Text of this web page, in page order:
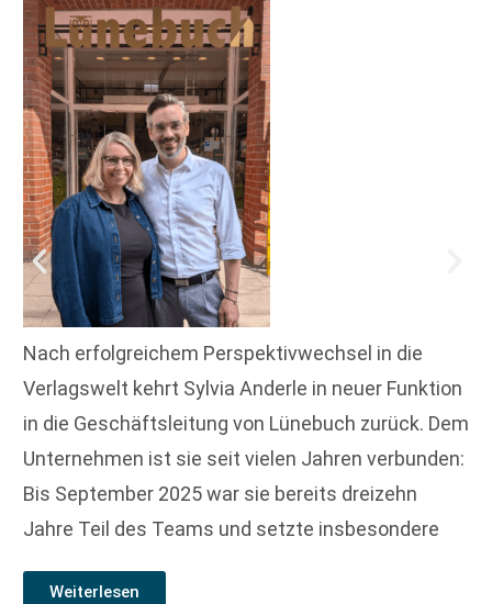
Nach erfolgreichem Perspektivwechsel in die
Verlagswelt kehrt Sylvia Anderle in neuer Funktion
in die Geschäftsleitung von Lünebuch zurück. Dem
Unternehmen ist sie seit vielen Jahren verbunden:
Bis September 2025 war sie bereits dreizehn
Jahre Teil des Teams und setzte insbesondere
Weiterlesen